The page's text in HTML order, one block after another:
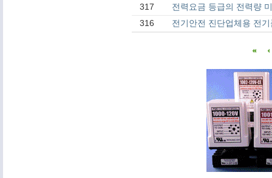
317
전력요금 등급의 전력량
316
전기안전 진단업체용 전